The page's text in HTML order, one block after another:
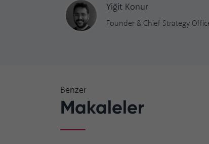
Yiğit Konur
Founder & Chief Strategy
Benzer
Makaleler